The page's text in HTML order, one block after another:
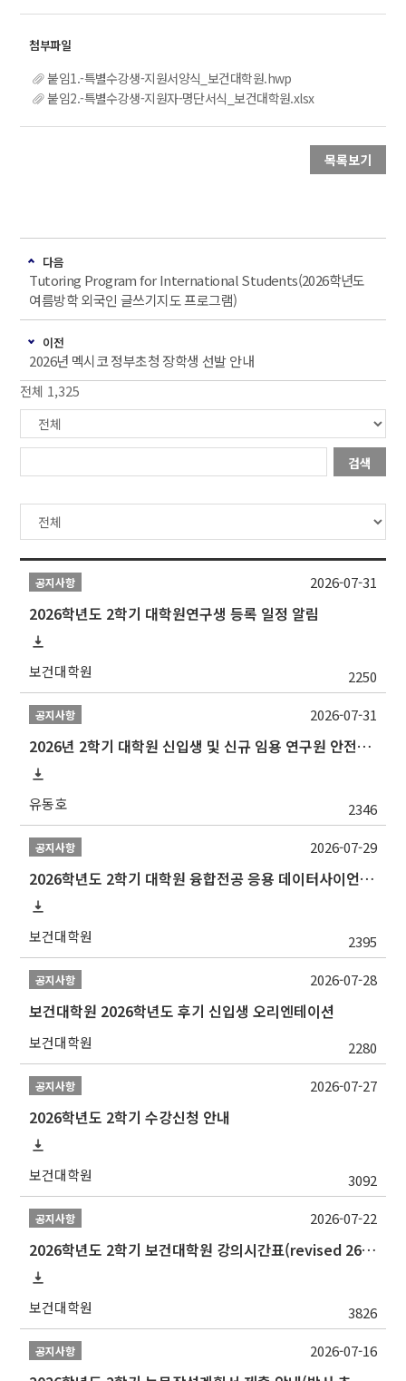
붙임1.-특별수강생-지원서양식_보건대학원.hwp
붙임2.-특별수강생-지원자-명단서식_보건대학원.xlsx
목록보기
다음
Tutoring Program for International Students(2026학년도
여름방학 외국인 글쓰기지도 프로그램)
이전
2026년 멕시코 정부초청 장학생 선발 안내
전체 1,325
검색
공지사항
2026학년도 2학기 대학원연구생 등록 일정 알림
보건대학원 2250
2026-07-31
공지사항
2026년 2학기 대학원 신입생 및 신규 임용 연구원 안전환경교육(신규교육) 실시 안내
유동호 2346
2026-07-31
공지사항
2026학년도 2학기 대학원 융합전공 응용 데이터사이언스 선발 계획 알림
보건대학원 2395
2026-07-29
공지사항
보건대학원 2026학년도 후기 신입생 오리엔테이션
보건대학원 2280
2026-07-28
공지사항
2026학년도 2학기 수강신청 안내
보건대학원 3092
2026-07-27
공지사항
2026학년도 2학기 보건대학원 강의시간표(revised 260803)(2026 2nd SEMESTER SNU GSPH TIMETABLE)
보건대학원 3826
2026-07-22
공지사항 2026-07-16